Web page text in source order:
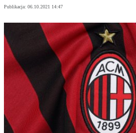
Publikacja: 06.10.2021 14:47